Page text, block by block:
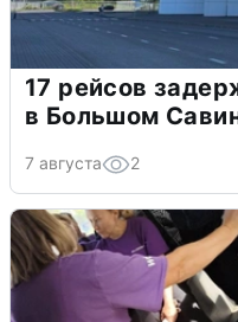
17 рейсов
в Большом
7 августа 2